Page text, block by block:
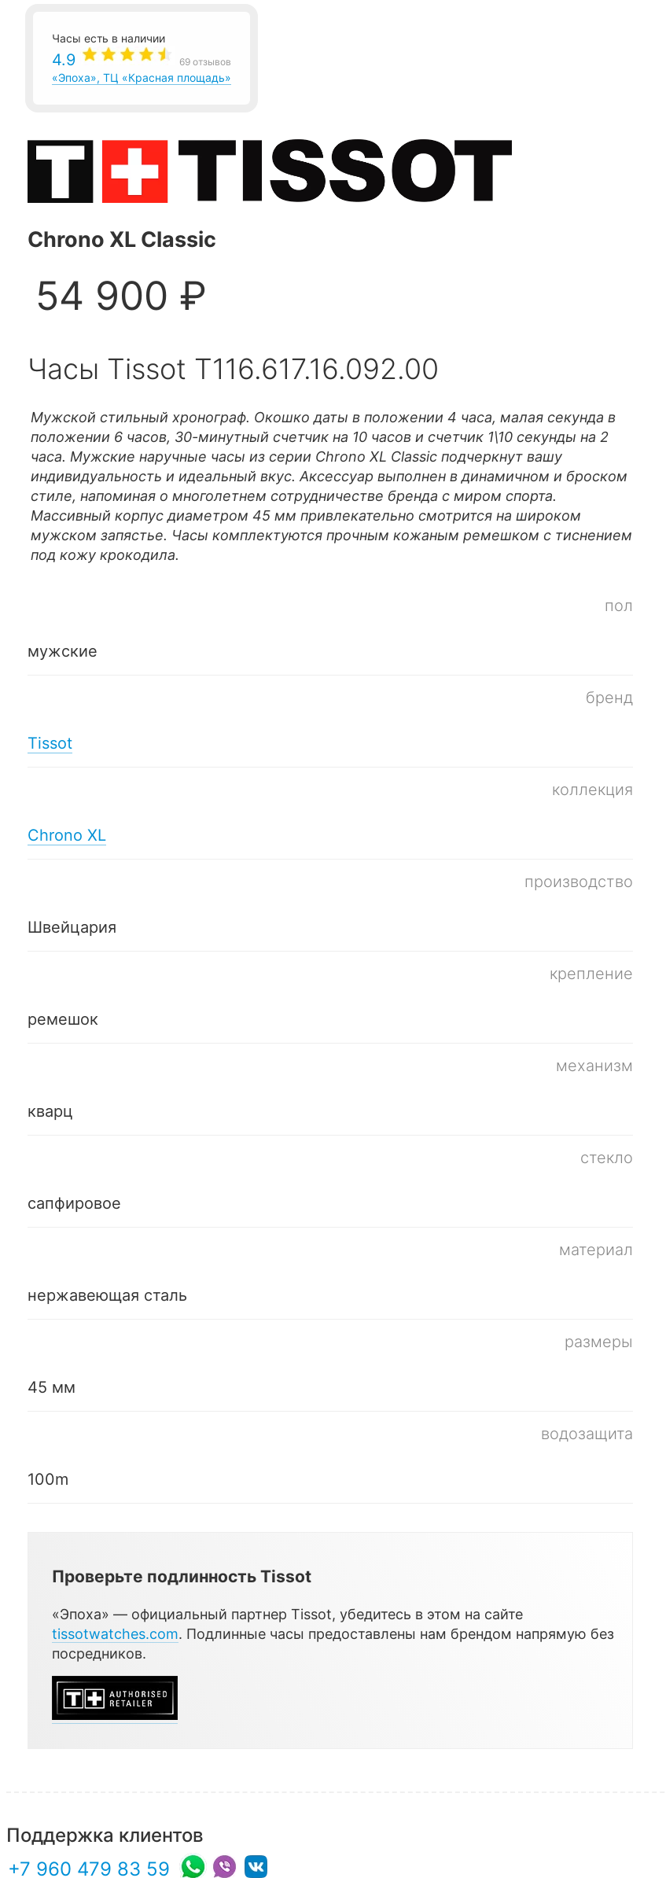
Часы есть в наличии
4.9 69 отзывов
«Эпоха», ТЦ «Красная площадь»
Chrono XL Classic
54 900 ₽
Часы Tissot T116.617.16.092.00
Мужской стильный хронограф. Окошко даты в положении 4 часа, малая секунда в
положении 6 часов, 30-минутный счетчик на 10 часов и счетчик 1\10 секунды на 2
часа. Мужские наручные часы из серии Chrono XL Classic подчеркнут вашу
индивидуальность и идеальный вкус. Аксессуар выполнен в динамичном и броском
стиле, напоминая о многолетнем сотрудничестве бренда с миром спорта.
Массивный корпус диаметром 45 мм привлекательно смотрится на широком
мужском запястье. Часы комплектуются прочным кожаным ремешком с тиснением
под кожу крокодила.
пол
мужские
бренд
Tissot
коллекция
Chrono XL
производство
Швейцария
крепление
ремешок
механизм
кварц
стекло
сапфировое
материал
нержавеющая сталь
размеры
45 мм
водозащита
100m
Проверьте подлинность Tissot
«Эпоха» — официальный партнер Tissot, убедитесь в этом на сайте
tissotwatches.com. Подлинные часы предоставлены нам брендом напрямую без
посредников.
Поддержка клиентов
+7 960 479 83 59